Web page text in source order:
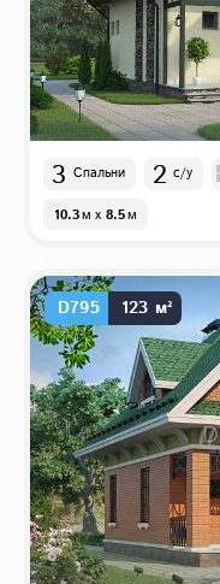
3 Спальни 2 с/у
10.3м x 8.5м
D795 123 м²